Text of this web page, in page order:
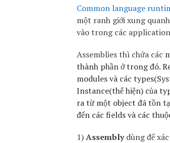
Common language
một ranh giới xung
vào trong các
Assemblies thì chứa các
thành phần ở trong đó.
modules và các
Instance(thể hiện) của
ra từ một object đã tồn
đến các fields và các
1)Assemblydùng để